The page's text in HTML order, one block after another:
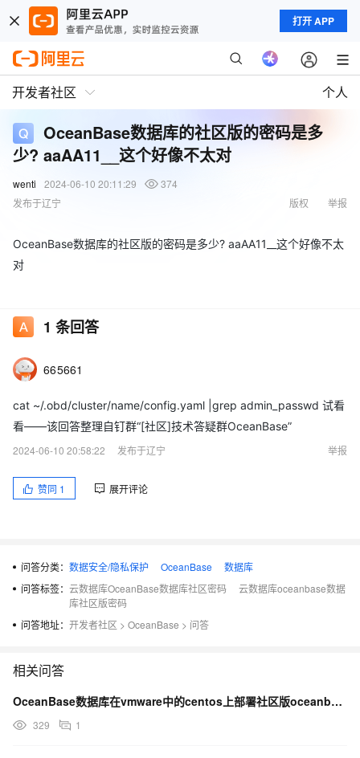
打开 APP
开发者社区 个人
OceanBase数据库的社区版的密码是多
少? aaAA11__这个好像不太对
wenti 2024-06-10 20:11:29
374
发布于辽宁
举报
版权
OceanBase数据库的社区版的密码是多少? aaAA11__这个好像不太
对
1 条回答
665661
cat ~/.obd/cluster/name/config.yaml |grep admin_passwd 试看
看——该回答整理自钉群“[社区]技术答疑群OceanBase”
2024-06-10 20:58:22
发布于辽宁 举报
赞同 1 展开评论
问答分类： 数据安全/隐私保护 OceanBase
数据库
问答标签： 云数据库OceanBase数据库社区密码
云数据库oceanbase数据
库社区版密码
问答地址： 开发者社区 > OceanBase > 问答
相关问答
OceanBase数据库在vmware中的centos上部署社区版oceanbase，没网络不行？
329 1